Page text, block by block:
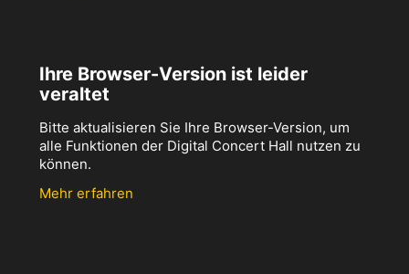
Ihre Browser-Version ist leider
veraltet
Bitte aktualisieren Sie Ihre Browser-Version, um
alle Funktionen der Digital Concert Hall nutzen zu
können.
Mehr erfahren